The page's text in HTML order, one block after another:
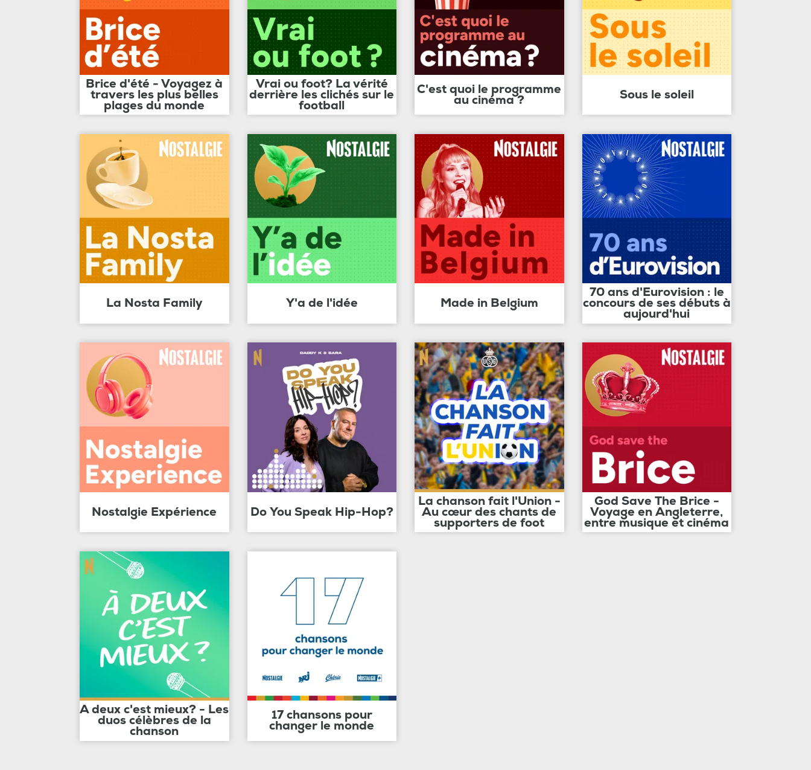
Brice d'été - Voyagez à
travers les plus belles
plages du monde
Vrai ou foot? La vérité
derrière les clichés sur le
football
C'est quoi le programme
au cinéma ? Sous le soleil
La Nosta Family Y'a de l'idée Made in Belgium
70 ans d'Eurovision : le
concours de ses débuts à
aujourd'hui
Nostalgie Expérience Do You Speak Hip-Hop?
La chanson fait l'Union -
Au cœur des chants de
supporters de foot
God Save The Brice -
Voyage en Angleterre,
entre musique et cinéma
A deux c'est mieux? - Les
duos célèbres de la
chanson
17 chansons pour
changer le monde